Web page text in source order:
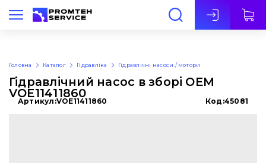
Укр
Головна Каталог Гідравліка Гідравлічні насоси / мотори
Гідравлічний насос в зборі OEM
VOE11411860
Артикул:VOE11411860 Код:45081